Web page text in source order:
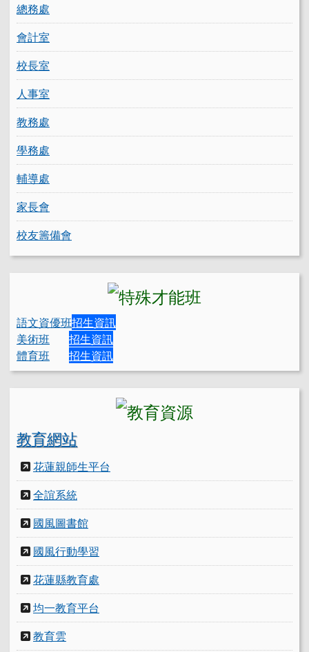
總務處
會計室
校長室
人事室
教務處
學務處
輔導處
家長會
校友籌備會
語文資優班招生資訊
美術班
招生資訊
體育班
招生資訊
教育網站
花蓮親師生平台
全誼系統
國風圖書館
國風行動學習
花蓮縣教育處
均一教育平台
教育雲